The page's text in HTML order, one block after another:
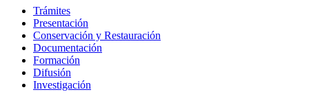
Trámites
Presentación
Conservación y Restauración
Documentación
Formación
Difusión
Investigación